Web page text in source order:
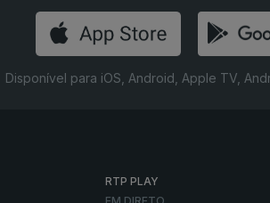
Disponível para iOS, Android, Apple TV,
RTP PLAY